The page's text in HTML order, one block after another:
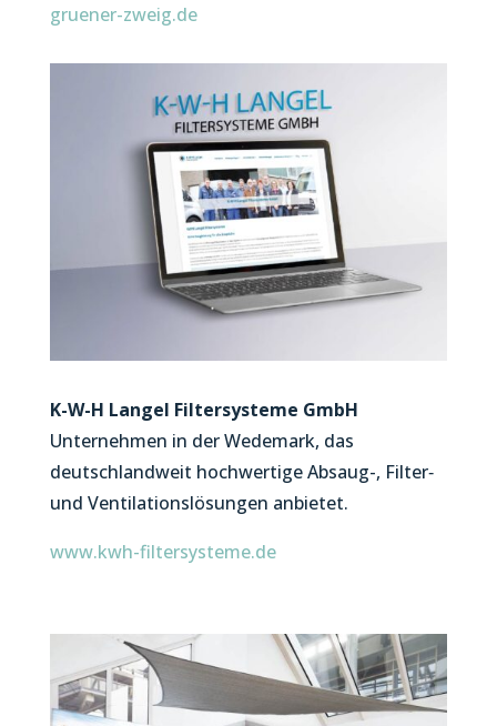
gruener-zweig.de
K-W-H Langel Filtersysteme GmbH
Unternehmen in der Wedemark, das
deutschlandweit hochwertige Absaug-, Filter‑
und Ventilationslösungen anbietet.
www.kwh-filtersysteme.de